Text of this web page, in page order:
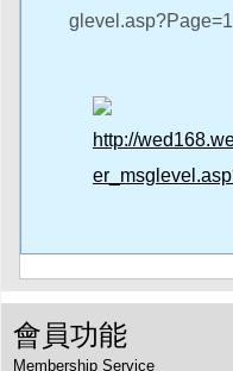
glevel.asp?Page=1
http://
會員功能
Membership Service